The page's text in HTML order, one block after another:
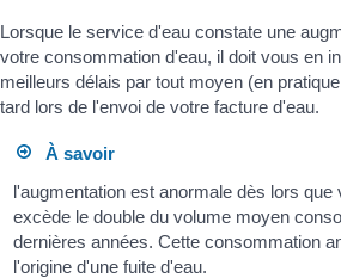
Lorsque le service d'eau constate une
votre consommation d'eau, il doit vous en
meilleurs délais par tout moyen (en
tard lors de l'envoi de votre facture d'eau.
À savoir
l'augmentation est anormale dès lors
excède le double du volume moyen
dernières années. Cette consommation
l'origine d'une fuite d'eau.